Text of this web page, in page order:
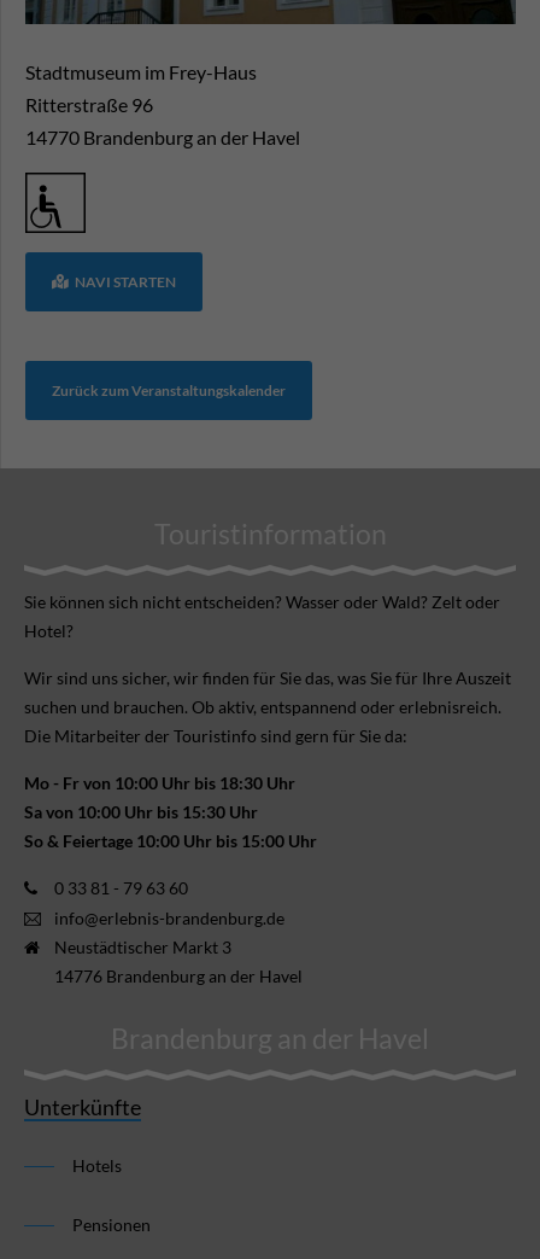
Stadtmuseum im Frey-Haus
Ritterstraße 96
14770 Brandenburg an der Havel
NAVI STARTEN
Zurück zum Veranstaltungskalender
Touristinformation
Sie können sich nicht ent­scheiden? Wasser oder Wald? Zelt oder
Hotel?
Wir sind uns sicher, wir finden für Sie das, was Sie für Ihre Aus­zeit
suchen und brauchen. Ob aktiv, ent­spannend oder erlebnis­reich.
Die Mitarbeiter der Touristinfo sind gern für Sie da:
Mo - Fr von 10:00 Uhr bis 18:30 Uhr
Sa von 10:00 Uhr bis 15:30 Uhr
So & Feiertage 10:00 Uhr bis 15:00 Uhr
0 33 81 - 79 63 60
info@erlebnis-brandenburg.de
Neustädtischer Markt 3
14776 Brandenburg an der Havel
Brandenburg an der Havel
Unterkünfte
Hotels
Pensionen